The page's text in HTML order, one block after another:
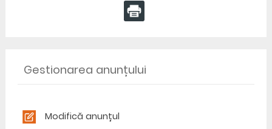
Gestionarea anunțului
Modifică anunțul